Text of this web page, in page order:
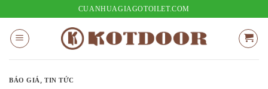
nội
dung
CUANHUAGIAGOTOILET.COM
BÁO GIÁ ,TIN TỨC